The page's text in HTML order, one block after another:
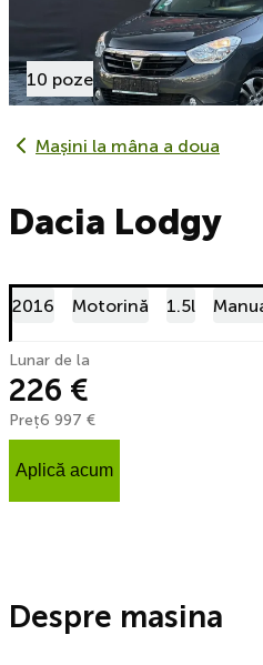
10 poze
Mașini la mâna a doua
Dacia Lodgy
2016 Motorină 1.5l
Lunar de la
226 €
Preț6 997 €
Aplică acum
Despre masina